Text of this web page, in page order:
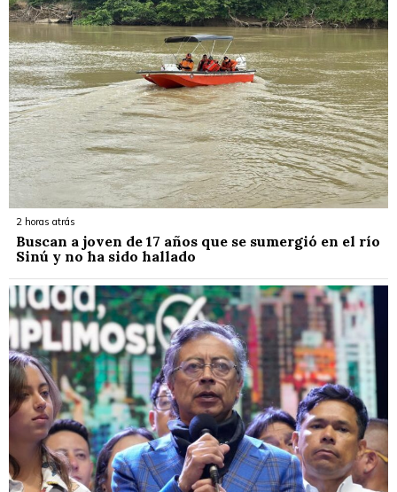
2 horas atrás
Buscan a joven de 17 años que se sumergió en el río
Sinú y no ha sido hallado